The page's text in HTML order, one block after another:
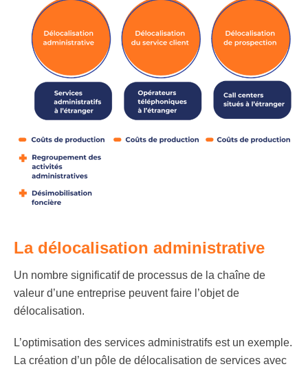
La délocalisation administrative
Un nombre significatif de processus de la chaîne de
valeur d’une entreprise peuvent faire l’objet de
délocalisation.
L’optimisation des services administratifs est un exemple.
La création d’un pôle de délocalisation de services avec